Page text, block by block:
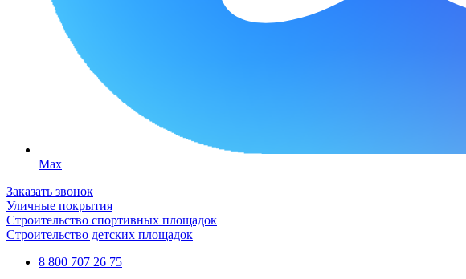
Max
Заказать звонок
Уличные покрытия
Строительство спортивных площадок
Строительство детских площадок
8 800 707 26 75